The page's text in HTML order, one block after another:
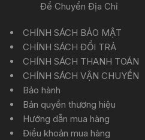
Để Chuyển Địa Chỉ
CHÍNH SÁCH BẢO MẬT
CHÍNH SÁCH ĐỔI TRẢ
CHÍNH SÁCH THANH TOÁN
CHÍNH SÁCH VẬN CHUYỂN
Bảo hành
Bản quyền thương hiệu
Hướng dẫn mua hàng
Điều khoản mua hàng